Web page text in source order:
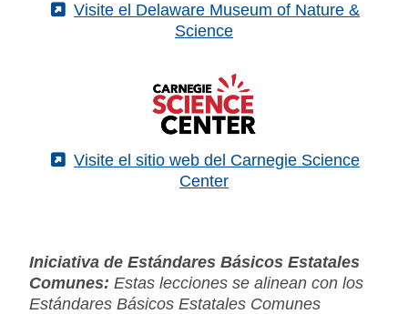
(External)
Visite el Delaware Museum of Nature &
Science
(External)
Visite el sitio web del Carnegie Science
Center
Iniciativa de Estándares Básicos Estatales
Comunes: Estas lecciones se alinean con los
Estándares Básicos Estatales Comunes